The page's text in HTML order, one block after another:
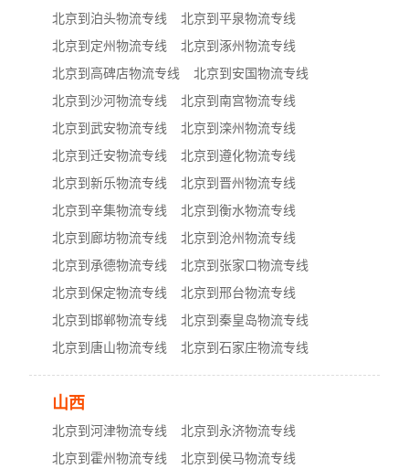
北京到泊头物流专线
北京到平泉物流专线
北京到定州物流专线
北京到涿州物流专线
北京到高碑店物流专线
北京到安国物流专线
北京到沙河物流专线
北京到南宫物流专线
北京到武安物流专线
北京到滦州物流专线
北京到迁安物流专线
北京到遵化物流专线
北京到新乐物流专线
北京到晋州物流专线
北京到辛集物流专线
北京到衡水物流专线
北京到廊坊物流专线
北京到沧州物流专线
北京到承德物流专线
北京到张家口物流专线
北京到保定物流专线
北京到邢台物流专线
北京到邯郸物流专线
北京到秦皇岛物流专线
北京到唐山物流专线
北京到石家庄物流专线
山西
北京到河津物流专线
北京到永济物流专线
北京到霍州物流专线
北京到侯马物流专线